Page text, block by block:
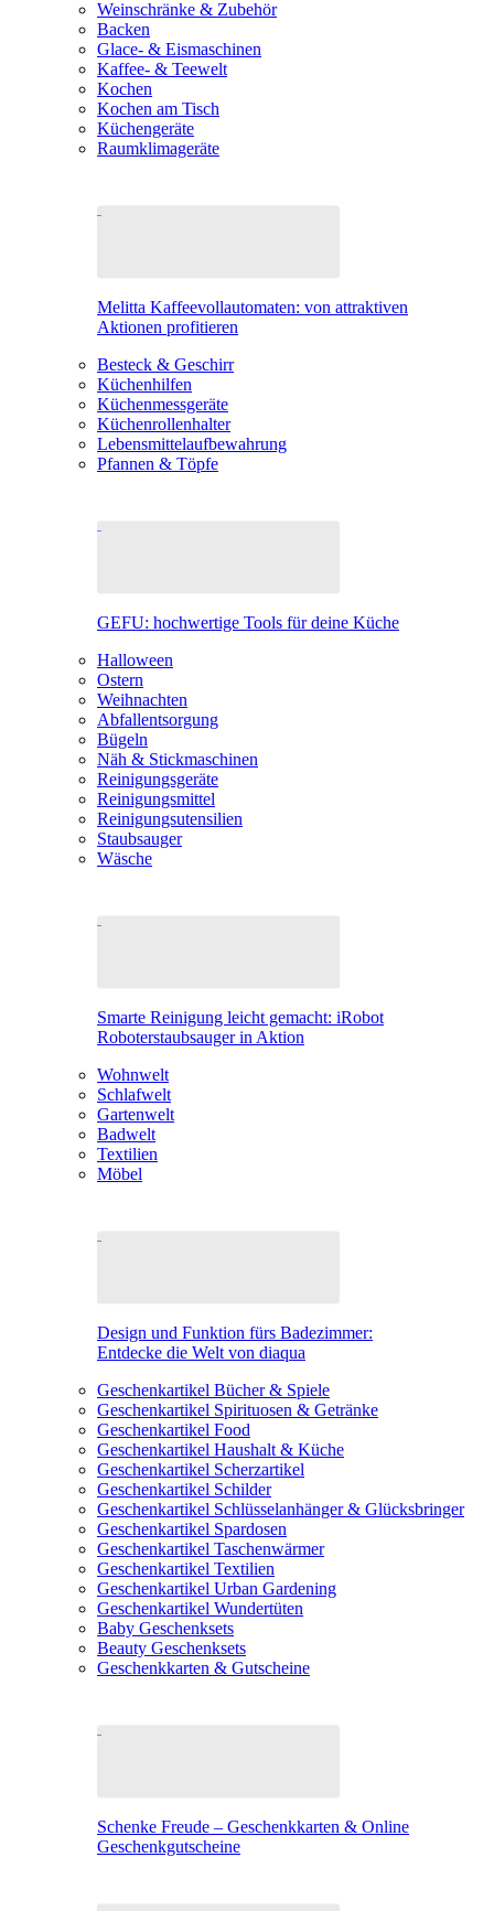
Weinschränke & Zubehör
Backen
Glace- & Eismaschinen
Kaffee- & Teewelt
Kochen
Kochen am Tisch
Küchengeräte
Raumklimageräte
Melitta Kaffeevollautomaten: von attraktiven
Aktionen profitieren
Besteck & Geschirr
Küchenhilfen
Küchenmessgeräte
Küchenrollenhalter
Lebensmittelaufbewahrung
Pfannen & Töpfe
GEFU: hochwertige Tools für deine Küche
Halloween
Ostern
Weihnachten
Abfallentsorgung
Bügeln
Näh & Stickmaschinen
Reinigungsgeräte
Reinigungsmittel
Reinigungsutensilien
Staubsauger
Wäsche
Smarte Reinigung leicht gemacht: iRobot
Roboterstaubsauger in Aktion
Wohnwelt
Schlafwelt
Gartenwelt
Badwelt
Textilien
Möbel
Design und Funktion fürs Badezimmer:
Entdecke die Welt von diaqua
Geschenkartikel Bücher & Spiele
Geschenkartikel Spirituosen & Getränke
Geschenkartikel Food
Geschenkartikel Haushalt & Küche
Geschenkartikel Scherzartikel
Geschenkartikel Schilder
Geschenkartikel Schlüsselanhänger & Glücksbringer
Geschenkartikel Spardosen
Geschenkartikel Taschenwärmer
Geschenkartikel Textilien
Geschenkartikel Urban Gardening
Geschenkartikel Wundertüten
Baby Geschenksets
Beauty Geschenksets
Geschenkkarten & Gutscheine
Schenke Freude – Geschenkkarten & Online
Geschenkgutscheine